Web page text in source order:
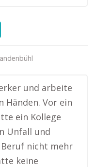
und arbeite
Händen. Vor ein
ein Kollege
Unfall und
nicht mehr
keine